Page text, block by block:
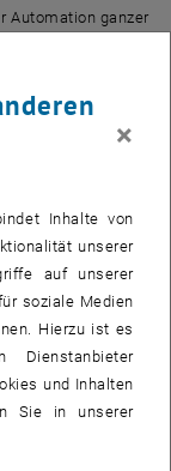
Automation ganzer
Wien spielt in
Clusters ist es,
an der Fakultät für
Lösungen zu
wurde der
in Salzburg
×
Inhalte von
unserer
auf unserer
soziale Medien
Hierzu ist es
und Inhalten
Sie in unserer